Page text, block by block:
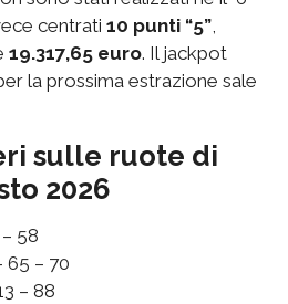
centrati 10 punti “5”,
19.317,65 euro. Il jackpot
la prossima estrazione sale
sulle ruote di
2026
58
65 – 70
– 88